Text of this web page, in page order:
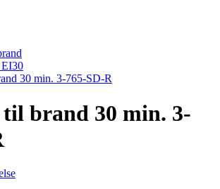
30 min. 3-765-SD-R
brand 30 min. 3-